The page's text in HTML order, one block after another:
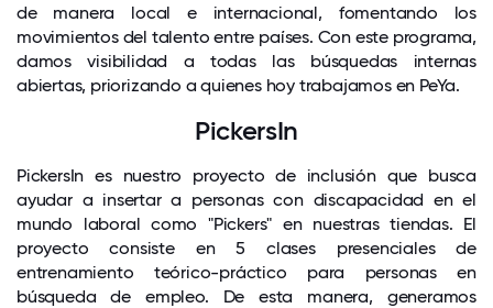
de manera local e internacional, fomentando los
movimientos del talento entre países. Con este programa,
damos visibilidad a todas las búsquedas internas
abiertas, priorizando a quienes hoy trabajamos en PeYa.
PickersIn
PickersIn es nuestro proyecto de inclusión que busca
ayudar a insertar a personas con discapacidad en el
mundo laboral como "Pickers" en nuestras tiendas. El
proyecto consiste en 5 clases presenciales de
entrenamiento teórico-práctico para personas en
búsqueda de empleo. De esta manera, generamos